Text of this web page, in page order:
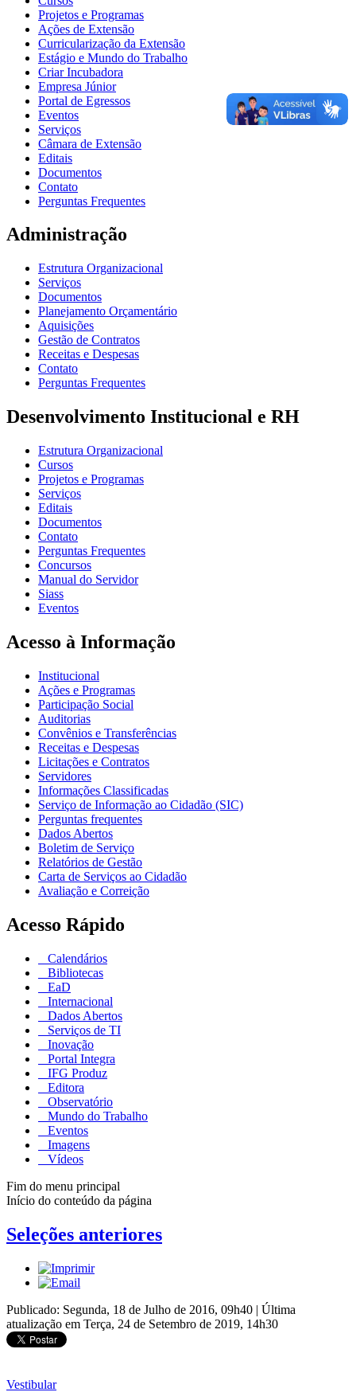
Projetos e Programas
Ações de Extensão
Curricularização da Extensão
Estágio e Mundo do Trabalho
Criar Incubadora
Empresa Júnior
Portal de Egressos
Eventos
Serviços
Câmara de Extensão
Editais
Documentos
Contato
Perguntas Frequentes
Administração
Estrutura Organizacional
Serviços
Documentos
Planejamento Orçamentário
Aquisições
Gestão de Contratos
Receitas e Despesas
Contato
Perguntas Frequentes
Desenvolvimento Institucional e RH
Estrutura Organizacional
Cursos
Projetos e Programas
Serviços
Editais
Documentos
Contato
Perguntas Frequentes
Concursos
Manual do Servidor
Siass
Eventos
Acesso à Informação
Institucional
Ações e Programas
Participação Social
Auditorias
Convênios e Transferências
Receitas e Despesas
Licitações e Contratos
Servidores
Informações Classificadas
Serviço de Informação ao Cidadão (SIC)
Perguntas frequentes
Dados Abertos
Boletim de Serviço
Relatórios de Gestão
Carta de Serviços ao Cidadão
Avaliação e Correição
Acesso Rápido
Calendários
Bibliotecas
EaD
Internacional
Dados Abertos
Serviços de TI
Inovação
Portal Integra
IFG Produz
Editora
Observatório
Mundo do Trabalho
Eventos
Imagens
Vídeos
Fim do menu principal
Início do conteúdo da página
Seleções anteriores
Publicado: Segunda, 18 de Julho de 2016, 09h40 | Última
atualização em Terça, 24 de Setembro de 2019, 14h30
Vestibular